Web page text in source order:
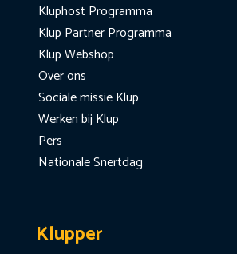
Kluphost Programma
Klup Partner Programma
Klup Webshop
Over ons
Sociale missie Klup
Werken bij Klup
Pers
Nationale Snertdag
Klupper